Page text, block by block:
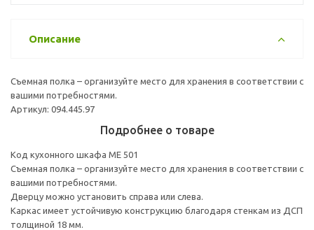
Описание
Съемная полка – организуйте место для хранения в соответствии с
вашими потребностями.
Артикул: 094.445.97
Подробнее о товаре
Код кухонного шкафа ME 501
Съемная полка – организуйте место для хранения в соответствии с
вашими потребностями.
Дверцу можно установить справа или слева.
Каркас имеет устойчивую конструкцию благодаря стенкам из ДСП
толщиной 18 мм.